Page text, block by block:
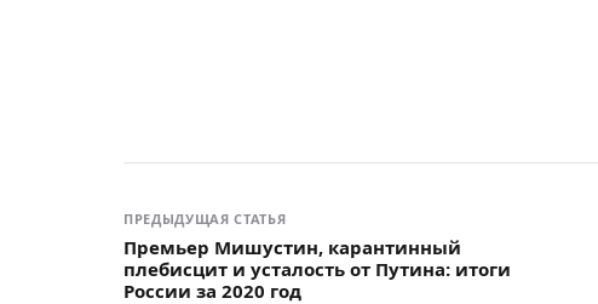
ПРЕДЫДУЩАЯ СТАТЬЯ
Премьер Мишустин, карантинный
плебисцит и усталость от Путина: итоги
России за 2020 год